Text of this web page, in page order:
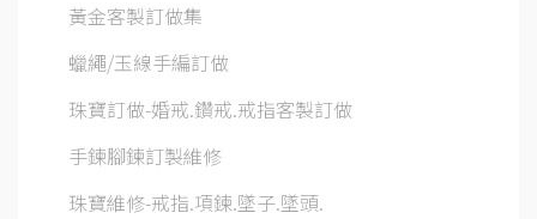
黃金客製訂做集
蠟繩/玉線手編訂做
珠寶訂做-婚戒.鑽戒.戒指客製訂做
手鍊腳鍊訂製維修
珠寶維修-戒指.項鍊.墜子.墜頭.